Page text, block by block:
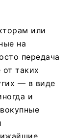
или
на
передача
таких
— в виде
и